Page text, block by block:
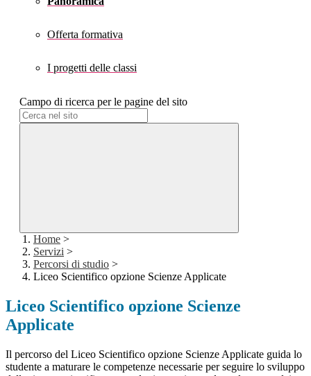
Offerta formativa
I progetti delle classi
Campo di ricerca per le pagine del sito
Home >
Servizi >
Percorsi di studio >
Liceo Scientifico opzione Scienze Applicate
Liceo Scientifico opzione Scienze
Applicate
Il percorso del Liceo Scientifico opzione Scienze Applicate guida lo
studente a maturare le competenze necessarie per seguire lo sviluppo